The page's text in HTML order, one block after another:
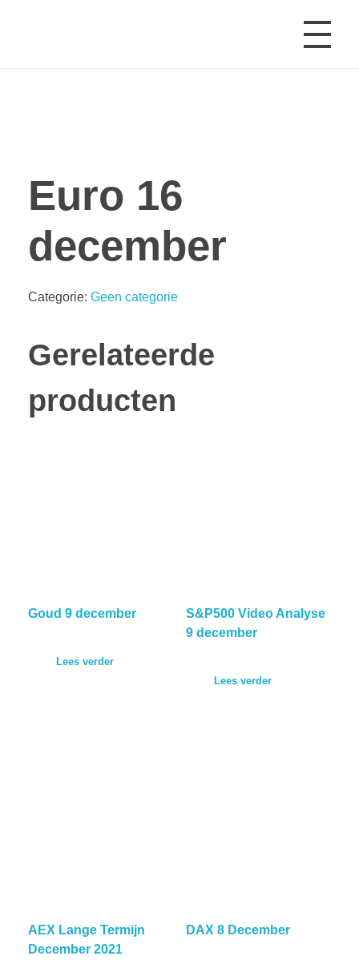
Euro 16
december
Categorie: Geen categorie
Gerelateerde
producten
Goud 9 december
Lees verder
S&P500 Video Analyse
9 december
Lees verder
AEX Lange Termijn
December 2021
DAX 8 December